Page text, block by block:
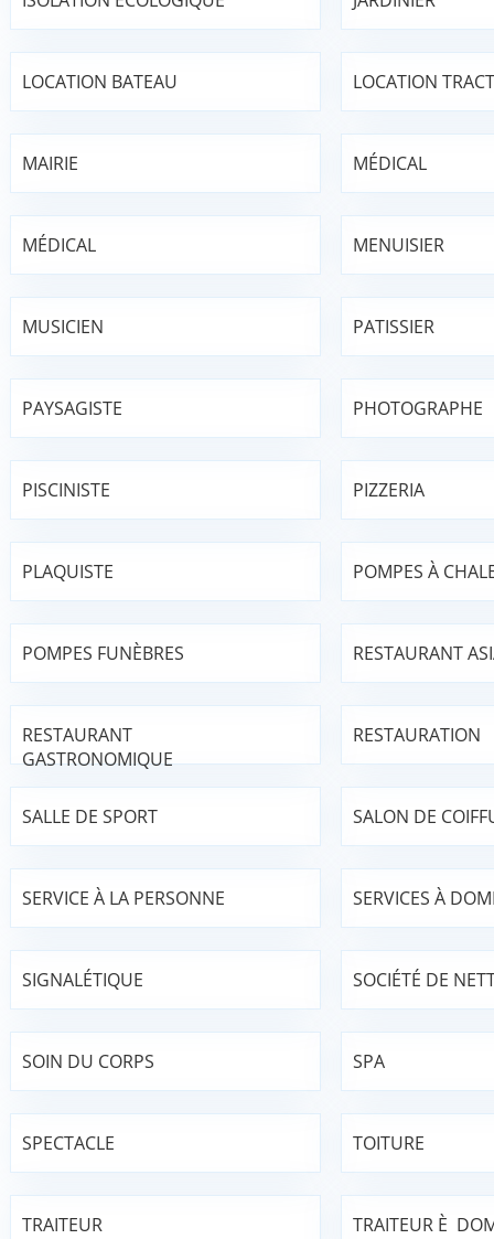
LOCATION BATEAU LOCATION
MAIRIE MÉDICAL
MÉDICAL MENUISIER
MUSICIEN PATISSIER
PAYSAGISTE PHOTOGRAPHE
PISCINISTE PIZZERIA
PLAQUISTE POMPES À
POMPES FUNÈBRES RESTAURANT
RESTAURANT
GASTRONOMIQUE
RESTAURATION
SALLE DE SPORT SALON DE
SERVICE À LA PERSONNE SERVICES À
SIGNALÉTIQUE SOCIÉTÉ DE
SOIN DU CORPS SPA
SPECTACLE TOITURE
TRAITEUR TRAITEUR È